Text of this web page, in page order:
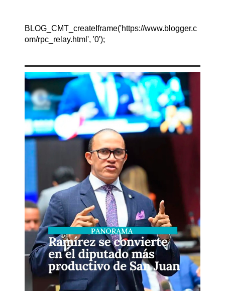
BLOG_CMT_createIframe('https://www.blogger.c
om/rpc_relay.html', '0');